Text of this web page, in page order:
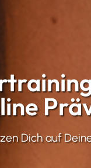
Dich auf